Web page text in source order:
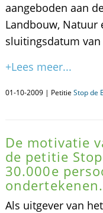
aangeboden aan
Landbouw, Natuur
sluitingsdatum
+Lees meer...
01-10-2009 | Petitie Stop de
De motivatie
de petitie
30.000e
ondertekenen.
Als uitgever van